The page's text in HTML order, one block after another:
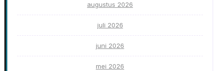
augustus 2026
juli 2026
juni 2026
mei 2026